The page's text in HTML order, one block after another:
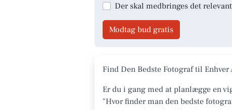
Der skal medbringes det
Modtag bud gratis
Find Den Bedste Fotograf til Enhver
Er du i gang med at planlægge en
"Hvor finder man den bedste